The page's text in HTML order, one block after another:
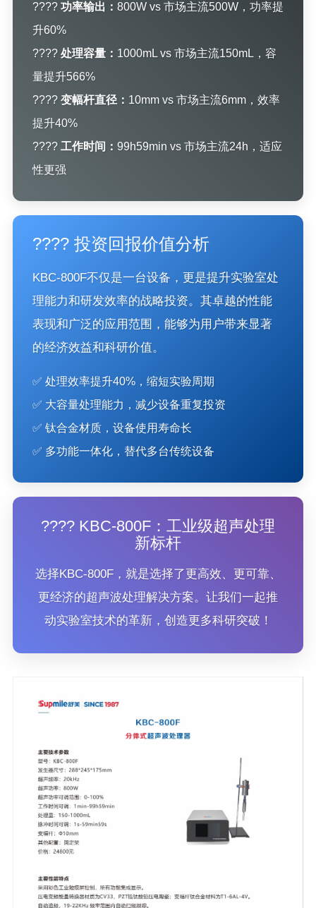
???? 功率输出： 800W vs 市场主流500W，功率提
升60%
???? 处理容量： 1000mL vs 市场主流150mL，容
量提升566%
???? 变幅杆直径： 10mm vs 市场主流6mm，效率
提升40%
???? 工作时间： 99h59min vs 市场主流24h，适应
性更强
???? 投资回报价值分析
KBC-800F不仅是一台设备，更是提升实验室处
理能力和研发效率的战略投资。其卓越的性能
表现和广泛的应用范围，能够为用户带来显著
的经济效益和科研价值。
✅ 处理效率提升40%，缩短实验周期
✅ 大容量处理能力，减少设备重复投资
✅ 钛合金材质，设备使用寿命长
✅ 多功能一体化，替代多台传统设备
???? KBC-800F：工业级超声处理
新标杆
选择KBC-800F，就是选择了更高效、更可靠、
更经济的超声波处理解决方案。让我们一起推
动实验室技术的革新，创造更多科研突破！